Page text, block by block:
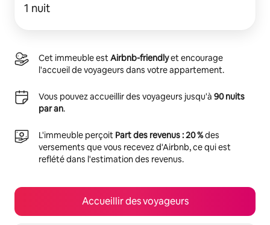
1 nuit
Cet immeuble estAirbnb-friendlyet encourage
l'accueil de voyageurs dans votre appartement.
Vous pouvez accueillir des voyageurs jusqu'à 90 nuits
par an.
L'immeuble perçoit Part des revenus : 20 %des
versements que vous recevez d'Airbnb, ce qui est
reflété dans l'estimation des revenus.
Accueillir des voyageurs